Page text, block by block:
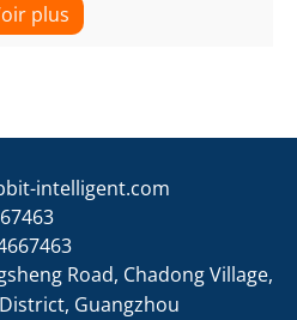
plus
intelligent.com
Road, Chadong Village,
Guangzhou